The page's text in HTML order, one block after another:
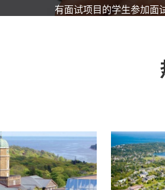
有面试项目的学生参加面
准备签证所需的所有材料